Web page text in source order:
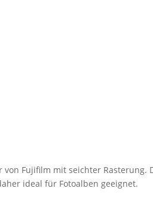
Fujifilm mit seichter Rasterung.
ideal für Fotoalben geeignet.